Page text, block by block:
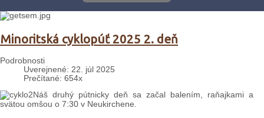
Minoritská cyklopúť 2025 2. deň
Podrobnosti
Uverejnené: 22. júl 2025
Prečítané: 654x
Náš druhý pútnicky deň sa začal balením, raňajkami a
svätou omšou o 7:30 v Neukirchene.